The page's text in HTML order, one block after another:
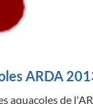
ARDA
aquacoles de